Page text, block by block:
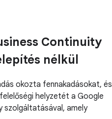
Continuity
nélkül
okozta fennakadásokat, és
helyzetét a Google
szolgáltatásával, amely